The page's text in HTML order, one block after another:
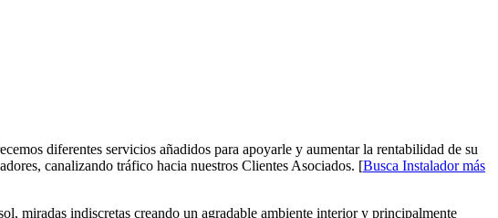
diferentes servicios añadidos para apoyarle y aumentar la rentabilidad de su
canalizando tráfico hacia nuestros Clientes Asociados. [Busca Instalador más
miradas indiscretas creando un agradable ambiente interior y principalmente